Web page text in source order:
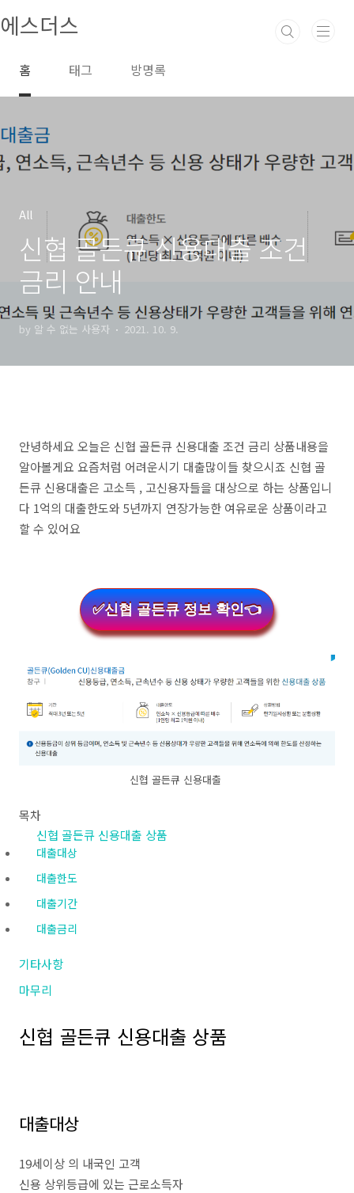
에스더스
홈 태그 방명록
All
신협 골든큐 신용대출 조건
금리 안내
by 알 수 없는 사용자 2021. 10. 9.
안녕하세요 오늘은 신협 골든큐 신용대출 조건 금리 상품내용을
알아볼게요 요즘처럼 어려운시기 대출많이들 찾으시죠 신협 골
든큐 신용대출은 고소득 , 고신용자들을 대상으로 하는 상품입니
다 1억의 대출한도와 5년까지 연장가능한 여유로운 상품이라고
할 수 있어요
✅신협 골든큐 정보 확인👈
신협 골든큐 신용대출
목차
신협 골든큐 신용대출 상품
대출대상
대출한도
대출기간
대출금리
기타사항
마무리
신협 골든큐 신용대출 상품
대출대상
19세이상 의 내국인 고객
신용 상위등급에 있는 근로소득자